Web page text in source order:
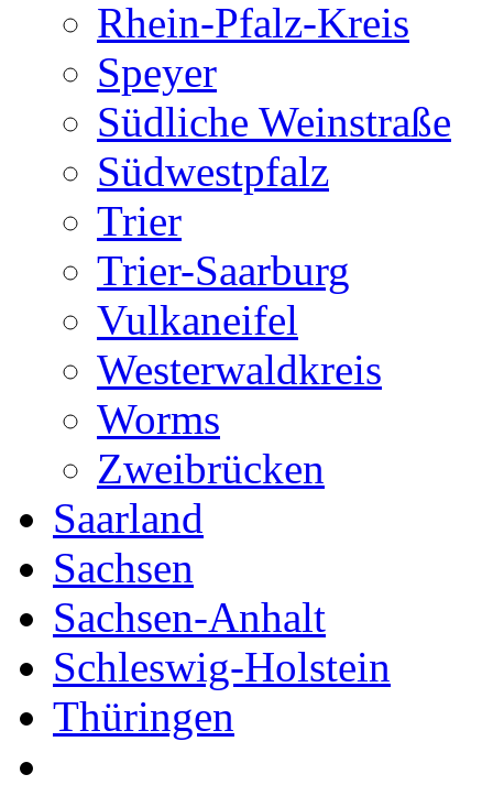
Rhein-Pfalz-Kreis
Speyer
Südliche Weinstraße
Südwestpfalz
Trier
Trier-Saarburg
Vulkaneifel
Westerwaldkreis
Worms
Zweibrücken
Saarland
Sachsen
Sachsen-Anhalt
Schleswig-Holstein
Thüringen